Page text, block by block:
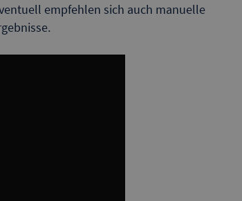
empfehlen sich auch manuelle